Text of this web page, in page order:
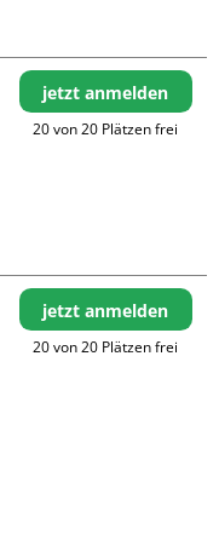
jetzt anmelden
20 von 20 Plätzen frei
jetzt anmelden
20 von 20 Plätzen frei